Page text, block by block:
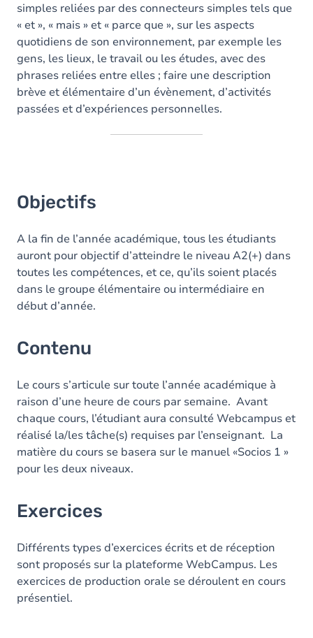
simples reliées par des connecteurs simples tels que
« et », « mais » et « parce que », sur les aspects
quotidiens de son environnement, par exemple les
gens, les lieux, le travail ou les études, avec des
phrases reliées entre elles ; faire une description
brève et élémentaire d’un évènement, d’activités
passées et d’expériences personnelles.
Objectifs
A la fin de l’année académique, tous les étudiants
auront pour objectif d’atteindre le niveau A2(+) dans
toutes les compétences, et ce, qu’ils soient placés
dans le groupe élémentaire ou intermédiaire en
début d’année.
Contenu
Le cours s’articule sur toute l’année académique à
raison d’une heure de cours par semaine. Avant
chaque cours, l’étudiant aura consulté Webcampus et
réalisé la/les tâche(s) requises par l’enseignant. La
matière du cours se basera sur le manuel «Socios 1 »
pour les deux niveaux.
Exercices
Différents types d’exercices écrits et de réception
sont proposés sur la plateforme WebCampus. Les
exercices de production orale se déroulent en cours
présentiel.